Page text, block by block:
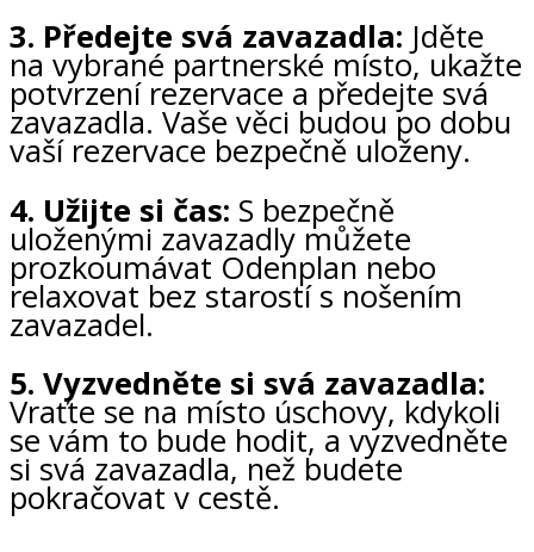
3. Předejte svá zavazadla: Jděte
na vybrané partnerské místo, ukažte
potvrzení rezervace a předejte svá
zavazadla. Vaše věci budou po dobu
vaší rezervace bezpečně uloženy.
4. Užijte si čas: S bezpečně
uloženými zavazadly můžete
prozkoumávat Odenplan nebo
relaxovat bez starostí s nošením
zavazadel.
5. Vyzvedněte si svá zavazadla:
Vraťte se na místo úschovy, kdykoli
se vám to bude hodit, a vyzvedněte
si svá zavazadla, než budete
pokračovat v cestě.